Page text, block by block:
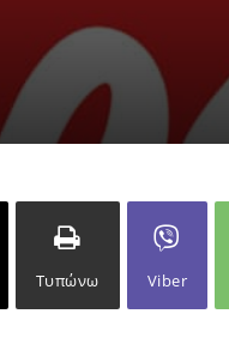
Τυπώνω Viber